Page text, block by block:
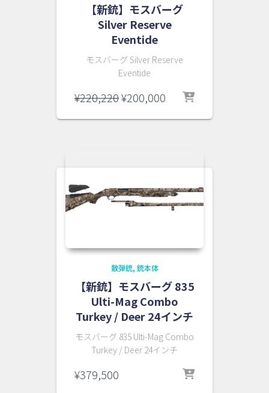
【新銃】モスバーグ
Silver Reserve
Eventide
モスバーグ Silver Reserve
Eventide
¥220,220元
価
し
た。
¥200,000
の
で
す。
散弾銃 銃本体
【新銃】モスバーグ 835
Ulti-Mag Combo
Turkey / Deer 24インチ
モスバーグ 835 Ulti-Mag Combo
Turkey / Deer 24インチ
¥379,500